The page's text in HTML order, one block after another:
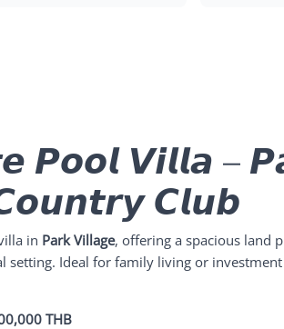
𝙋𝙤𝙤𝙡 𝙑𝙞𝙡𝙡𝙖 –
𝘾𝙡𝙪𝙗
in Park Village, offering a spacious land
setting. Ideal for family living or
THB